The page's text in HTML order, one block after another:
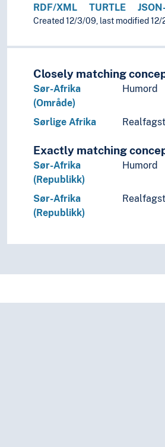
RDF/XML TURTLE
Created 12/3/09, last modified 12/
Closely matching
Sør-Afrika
(Område)
Humord
Sørlige Afrika
Exactly matching
Sør-Afrika
(Republikk)
Humord
Sør-Afrika
(Republikk)